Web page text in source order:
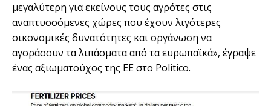
μεγαλύτερη για εκείνους τους αγρότες στις
αναπτυσσόμενες χώρες που έχουν λιγότερες
οικονομικές δυνατότητες και οργάνωση να
αγοράσουν τα λιπάσματα από τα ευρωπαϊκά», έγραψε
ένας αξιωματούχος της ΕΕ στο Politico.